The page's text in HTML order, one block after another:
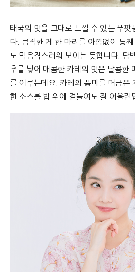
태국의 맛을 그대로 느낄 수 있는 푸팟
다. 큼직한 게 한 마리를 아낌없이 통
도 먹음직스러워 보이는 듯합니다. 담
추를 넣어 매콤한 카레의 맛은 달콤한
를 이루는데요. 카레의 풍미를 머금은
한 소스를 밥 위에 곁들여도 잘 어울린